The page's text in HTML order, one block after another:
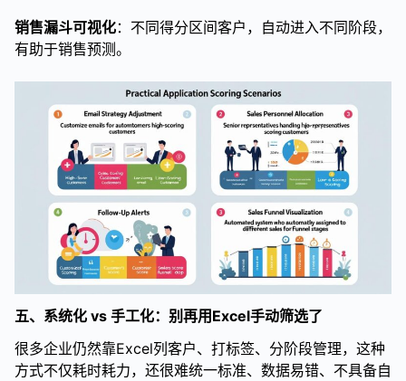
销售漏斗可视化：不同得分区间客户，自动进入不同阶段，
有助于销售预测。
五、系统化 vs 手工化：别再用Excel手动筛选了
很多企业仍然靠Excel列客户、打标签、分阶段管理，这种
方式不仅耗时耗力，还很难统一标准、数据易错、不具备自